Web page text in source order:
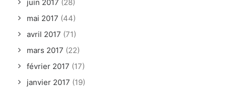
juin 2017 (28)
mai 2017 (44)
avril 2017 (71)
mars 2017 (22)
février 2017 (17)
janvier 2017 (19)